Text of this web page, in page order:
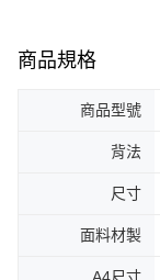
商品規格
商品型號
背法
尺寸
面料材製